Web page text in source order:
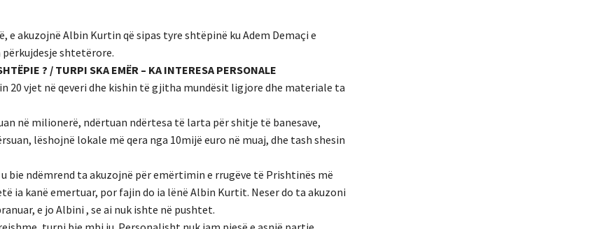
akuzojnë Albin Kurtin që sipas tyre shtëpinë ku Adem Demaçi e
përkujdesje shtetërore.
? / TURPI SKA EMËR – KA INTERESA PERSONALE
20 vjet në qeveri dhe kishin të gjitha mundësit ligjore dhe materiale ta
në milionerë, ndërtuan ndërtesa të larta për shitje të banesave,
lëshojnë lokale më qera nga 10mijë euro në muaj, dhe tash shesin
bie ndëmrend ta akuzojnë për emërtimin e rrugëve të Prishtinës më
ia kanë emertuar, por fajin do ia lënë Albin Kurtit. Neser do ta akuzoni
e jo Albini , se ai nuk ishte në pushtet.